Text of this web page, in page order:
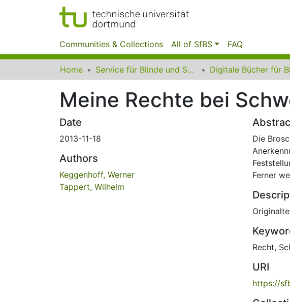
Communities & Collections All of SfBS FAQ
Home Service für Blinde und Sehbehinderte der UB Dortmund
Meine Rechte bei
Date
2013-11-18
Authors
Keggenhoff, Werner
Tappert, Wilhelm
Die
Ferner
Recht,
URI
https://